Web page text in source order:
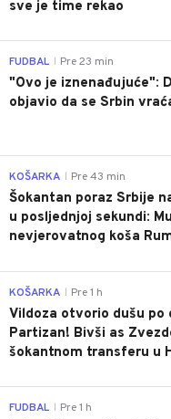
sve je time rekao
FUDBAL Pre 23 min
"Ovo je iznenađujuće":
objavio da se Srbin
KOŠARKA Pre 43 min
Šokantan poraz Srbije
u posljednjoj sekundi:
nevjerovatnog koša
KOŠARKA Pre 1 h
Vildoza otvorio dušu po
Partizan! Bivši as
šokantnom transferu u
FUDBAL Pre 1 h